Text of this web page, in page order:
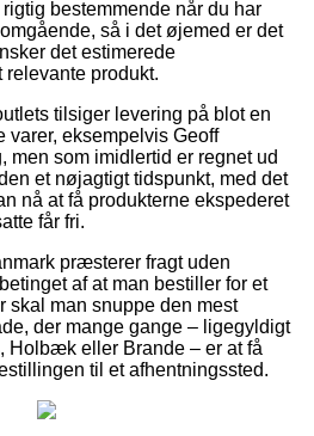
bestemmende når du har
så i det øjemed er det
det estimerede
relevante produkt.
tilsiger levering på blot en
varer, eksempelvis Geoff
men som imidlertid er regnet ud
et nøjagtigt tidspunkt, med det
nå at få produkterne ekspederet
får fri.
præsterer fragt uden
af at man bestiller for et
skal man snuppe den mest
der mange gange – ligegyldigt
Holbæk eller Brande – er at få
til et afhentningssted.